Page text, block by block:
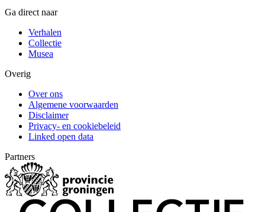
Ga direct naar
Verhalen
Collectie
Musea
Overig
Over ons
Algemene voorwaarden
Disclaimer
Privacy- en cookiebeleid
Linked open data
Partners